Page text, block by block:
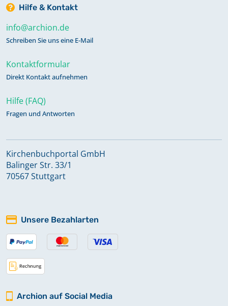
Hilfe & Kontakt
info@archion.de
Schreiben Sie uns eine E-Mail
Kontaktformular
Direkt Kontakt aufnehmen
Hilfe (FAQ)
Fragen und Antworten
Kirchenbuchportal GmbH
Balinger Str. 33/1
70567 Stuttgart
Unsere Bezahlarten
Archion auf Social Media